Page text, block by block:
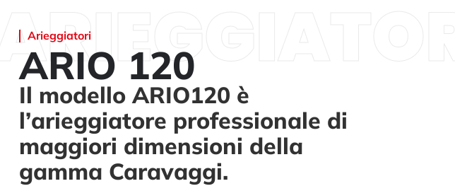
Arieggiatori
ARIO 120
Il modello ARIO120 è
l’arieggiatore professionale di
maggiori dimensioni della
gamma Caravaggi.